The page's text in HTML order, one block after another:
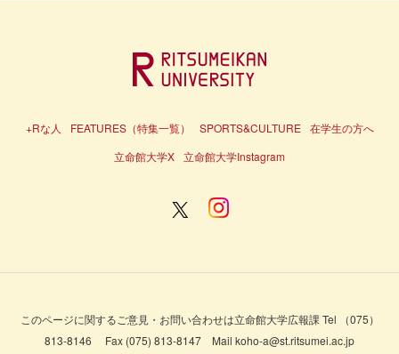
+Rな人 FEATURES（特集一覧） SPORTS&CULTURE
在学生の方へ
立命館大学X 立命館大学Instagram
このページに関するご意見・お問い合わせは立命館大学広報課 Tel （075）
813-8146 Fax (075) 813-8147 Mail koho-a@st.ritsumei.ac.jp